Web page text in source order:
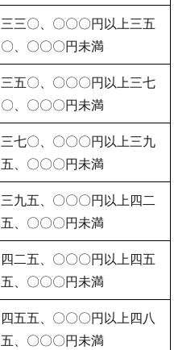
三三〇、〇〇〇円以上三五
〇、〇〇〇円未満
三五〇、〇〇〇円以上三七
〇、〇〇〇円未満
三七〇、〇〇〇円以上三九
五、〇〇〇円未満
三九五、〇〇〇円以上四二
五、〇〇〇円未満
四二五、〇〇〇円以上四五
五、〇〇〇円未満
四五五、〇〇〇円以上四八
五、〇〇〇円未満